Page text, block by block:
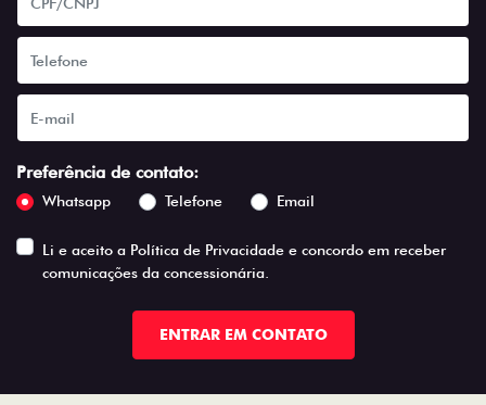
Preferência de contato:
Whatsapp Telefone Email
Li e aceito a Política de Privacidade e concordo em receber
comunicações da concessionária.
ENTRAR EM CONTATO